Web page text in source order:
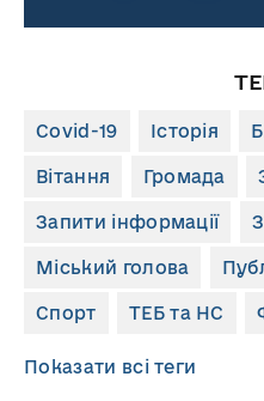
Covid-19 Історія
Вітання Громада
Запити інформації
Міський голова
Спорт ТЕБ та НС
Показати всі теги